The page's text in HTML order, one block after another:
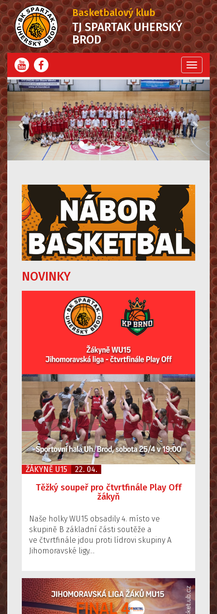
Basketbalový klub
TJ SPARTAK UHERSKÝ
BROD
Menu
Předchozí Další
NOVINKY
ŽÁKYNĚ U15 22. 04.
Těžký soupeř pro čtvrtfinále Play Off
žákyň
Naše holky WU15 obsadily 4. místo ve
skupině B základní části soutěže a
ve čtvrtfinále jdou proti lídrovi skupiny A
Jihomoravské ligy…